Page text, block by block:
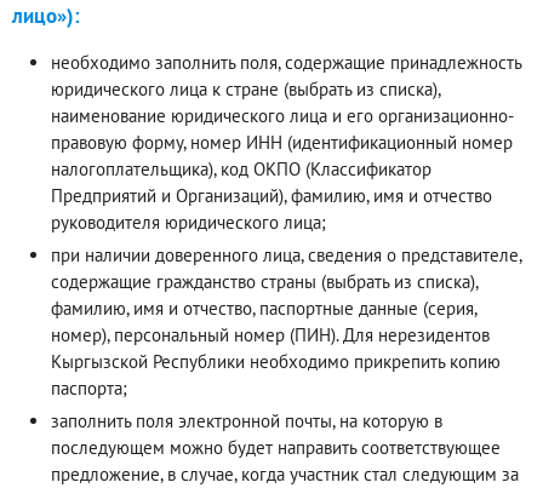
лицо»):
необходимо заполнить поля, содержащие принадлежность
юридического лица к стране (выбрать из списка),
наименование юридического лица и его организационно-
правовую форму, номер ИНН (идентификационный номер
налогоплательщика), код ОКПО (Классификатор
Предприятий и Организаций), фамилию, имя и отчество
руководителя юридического лица;
при наличии доверенного лица, сведения о представителе,
содержащие гражданство страны (выбрать из списка),
фамилию, имя и отчество, паспортные данные (серия,
номер), персональный номер (ПИН). Для нерезидентов
Кыргызской Республики необходимо прикрепить копию
паспорта;
заполнить поля электронной почты, на которую в
последующем можно будет направить соответствующее
предложение, в случае, когда участник стал следующим за